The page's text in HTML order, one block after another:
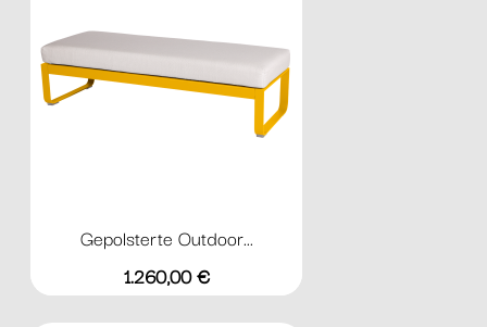
Gepolsterte Outdoor...
Preis
1.260,00 €